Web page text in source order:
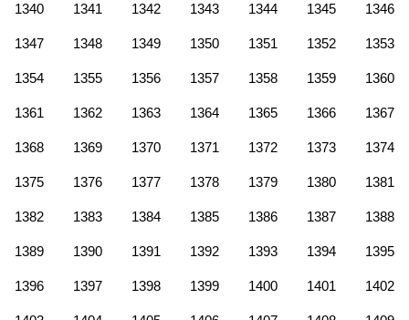
1340 1341 1342 1343 1344 1345 1346
1347 1348 1349 1350 1351 1352 1353
1354 1355 1356 1357 1358 1359 1360
1361 1362 1363 1364 1365 1366 1367
1368 1369 1370 1371 1372 1373 1374
1375 1376 1377 1378 1379 1380 1381
1382 1383 1384 1385 1386 1387 1388
1389 1390 1391 1392 1393 1394 1395
1396 1397 1398 1399 1400 1401 1402